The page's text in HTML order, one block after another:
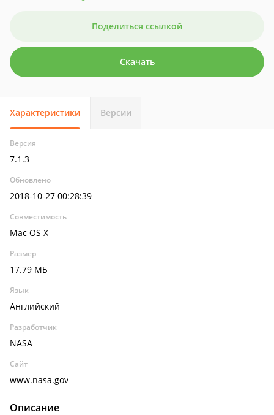
Поделиться ссылкой
Скачать
Характеристики Версии
Версия
7.1.3
Обновлено
2018-10-27 00:28:39
Совместимость
Mac OS X
Размер
17.79 МБ
Язык
Английский
Разработчик
NASA
Сайт
www.nasa.gov
Описание